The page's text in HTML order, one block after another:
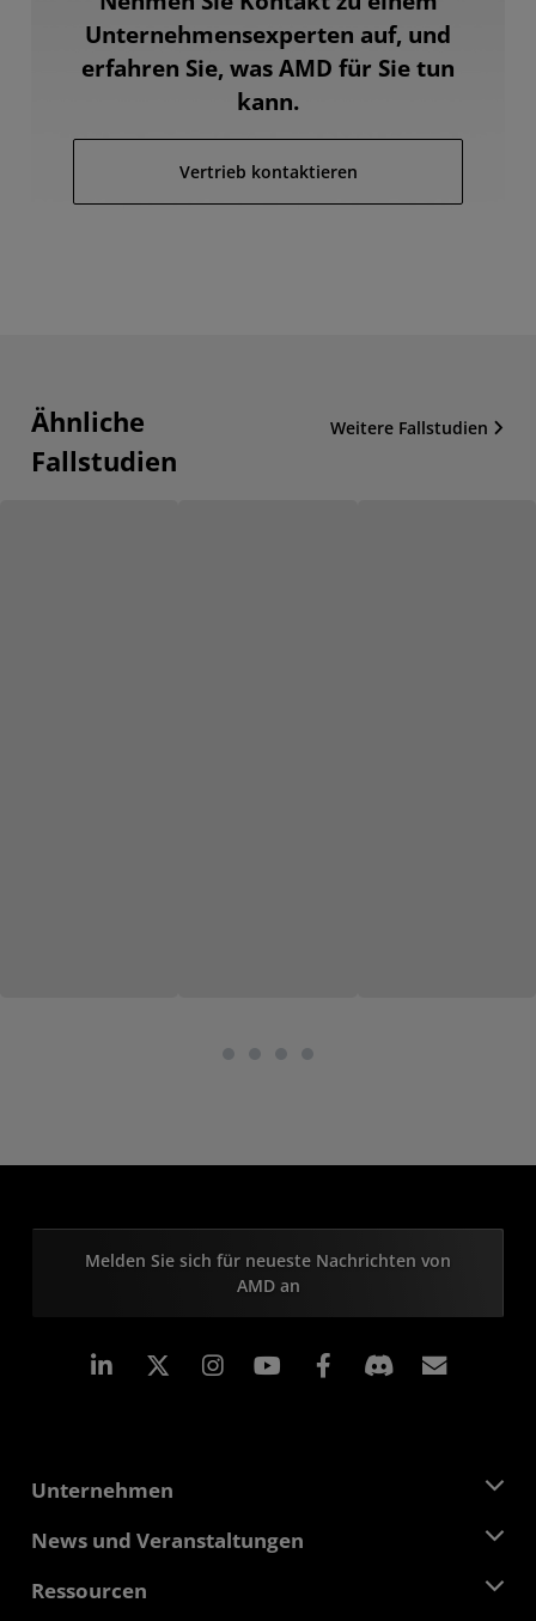
Unternehmensexperten auf, und
erfahren Sie, was AMD für Sie tun
kann.
Vertrieb kontaktieren
Ähnliche
Fallstudien
Weitere Fallstudien
Melden Sie sich für neueste Nachrichten von
AMD an
LinkedIn Instagram Facebook
Unternehmen
Über AMD
Verantwortung
News und Veranstaltungen
Pressebereich
Ressourcen